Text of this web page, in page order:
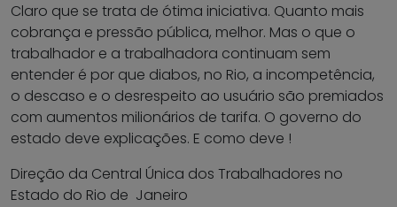
Claro que se trata de ótima iniciativa. Quanto mais
cobrança e pressão pública, melhor. Mas o que o
trabalhador e a trabalhadora continuam sem
entender é por que diabos, no Rio, a incompetência,
o descaso e o desrespeito ao usuário são premiados
com aumentos milionários de tarifa. O governo do
estado deve explicações. E como deve !
Direção da Central Única dos Trabalhadores no
Estado do Rio de Janeiro